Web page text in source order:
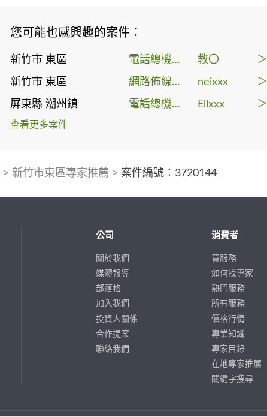
您可能也感興趣的案件：
新竹市 東區 電話總機系統 教〇 ＞
新竹市 東區 網路佈線工程 neixxx ＞
屏東縣 潮州鎮 電話總機系統 Ellxxx ＞
查看更多案件
> 新竹市東區專家推薦 > 案件編號：3720144
公司
關於我們
媒體報導
部落格
加入我們
投資人關係
合作提案
聯絡我們
消費者
買服務
如何找專家
熱門服務
所有服務
價格行情
專業知識
專家目錄
在地專家推薦
關鍵字搜尋